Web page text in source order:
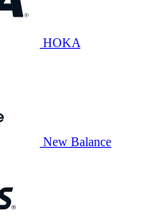
HOKA
New Balance